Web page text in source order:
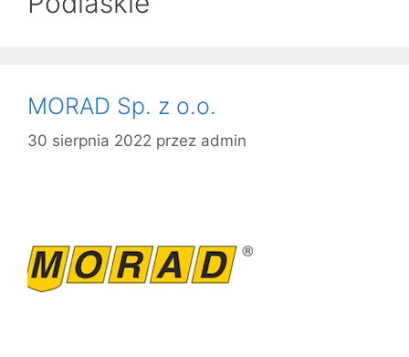
MORAD Sp. z o.o.
30 sierpnia 2022 przez admin